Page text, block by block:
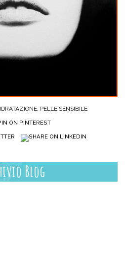
IDRATAZIONE PELLE SENSIBILE
Blog